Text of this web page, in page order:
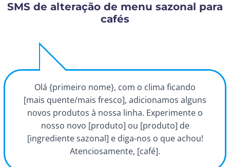
SMS de alteração de menu sazonal para
cafés
Olá {primeiro nome}, com o clima ficando
[mais quente/mais fresco], adicionamos alguns
novos produtos à nossa linha. Experimente o
nosso novo [produto] ou [produto] de
[ingrediente sazonal] e diga-nos o que achou!
Atenciosamente, [café].